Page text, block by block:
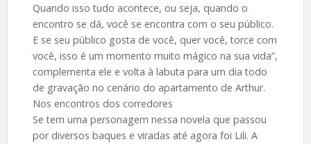
Quando isso tudo acontece, ou seja, quando o
encontro se dá, você se encontra com o seu público.
E se seu público gosta de você, quer você, torce com
você, isso é um momento muito mágico na sua vida”,
complementa ele e volta à labuta para um dia todo
de gravação no cenário do apartamento de Arthur.
Nos encontros dos corredores
Se tem uma personagem nessa novela que passou
por diversos baques e viradas até agora foi Lili. A